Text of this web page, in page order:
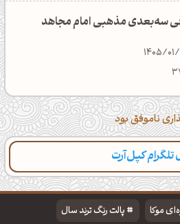
سه‌بعدی مذهبی امام مجاهد
ناموفق بود
تلگرام کپل‌آرت
موکا
پالت رنگ ترند سال